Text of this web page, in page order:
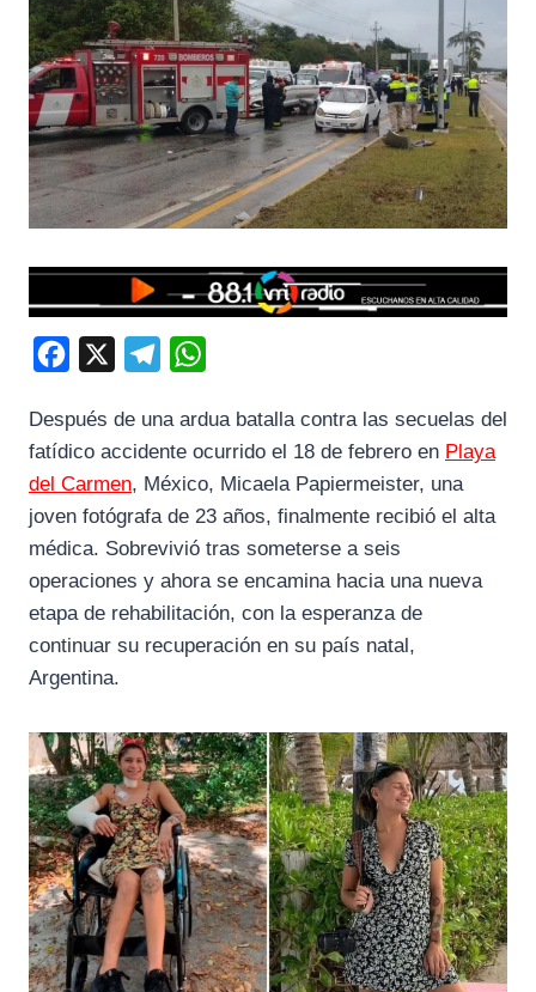
c
e
b
k
l
e
g
m
a
t
s
p
Después de una ardua batalla contra las secuelas del
fatídico accidente ocurrido el 18 de febrero en Playa
del Carmen, México, Micaela Papiermeister, una
joven fotógrafa de 23 años, finalmente recibió el alta
médica. Sobrevivió tras someterse a seis
operaciones y ahora se encamina hacia una nueva
etapa de rehabilitación, con la esperanza de
continuar su recuperación en su país natal,
Argentina.